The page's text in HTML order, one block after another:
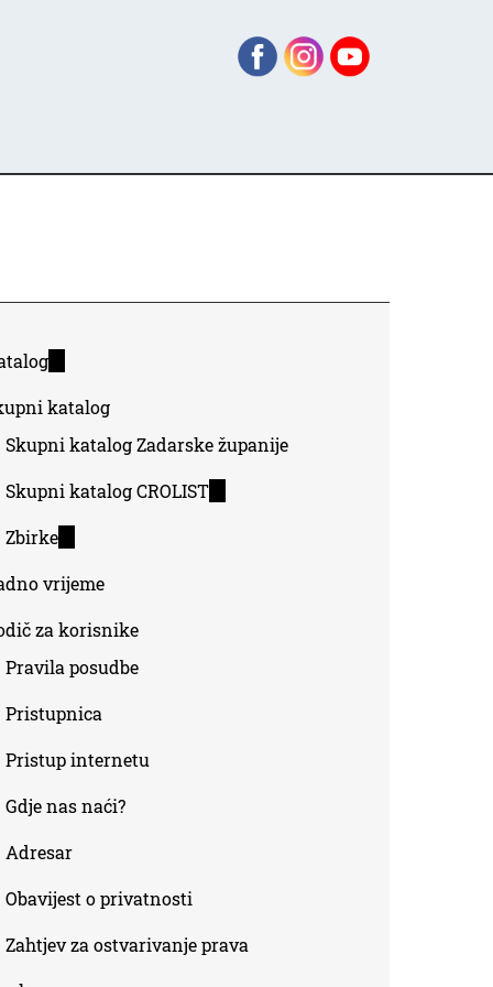
(link
external)
katalog
Skupni katalog Zadarske županije
Skupni katalog CROLIST(link
Zbirke(link
external)
vrijeme
za korisnike
Pravila posudbe
Pristupnica
Pristup internetu
Gdje nas naći?
Adresar
Obavijest o privatnosti
Zahtjev za ostvarivanje prava